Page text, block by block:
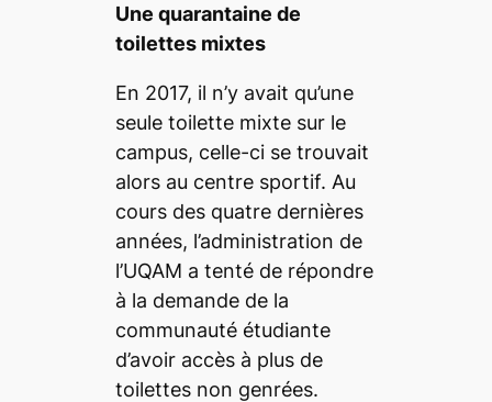
Une quarantaine de
toilettes mixtes
En 2017, il n’y avait qu’une
seule toilette mixte sur le
campus, celle-ci se trouvait
alors au centre sportif. Au
cours des quatre dernières
années, l’administration de
l’UQAM a tenté de répondre
à la demande de la
communauté étudiante
d’avoir accès à plus de
toilettes non genrées.